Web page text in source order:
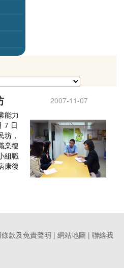
2007-11-07
能力
7 日
坊，
業復
組職
康復
款及免責聲明 | 網站地圖 | 聯絡我